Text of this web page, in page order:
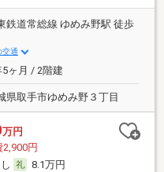
鉄道常総線 ゆめみ野駅 徒歩
交通
ヶ月 / 2階建
県取手市ゆめみ野３丁目
万円
円
8.1万円